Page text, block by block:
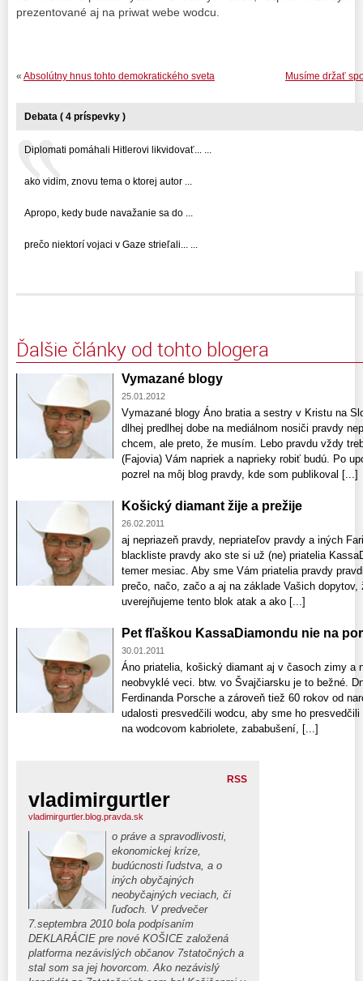
prezentované aj na priwat webe wodcu.
Musíme držať
« Absolútny hnus tohto demokratického sveta
Debata ( 4 príspevky )
Diplomati pomáhali Hitlerovi likvidovať... ...
ako vidim, znovu tema o ktorej autor ...
Apropo, kedy bude navažanie sa do ...
prečo niektorí vojaci v Gaze strieľali... ...
Ďalšie články od tohto blogera
Vymazané blogy
25.01.2012
Vymazané blogy Áno bratia a sestry v Kristu na
dlhej predlhej dobe na mediálnom nosiči pravdy
chcem, ale preto, že musím. Lebo pravdu vždy
(Fajovia) Vám napriek a naprieky robiť budú. Po
pozrel na môj blog pravdy, kde som publikoval [...]
Košický diamant žije a prežije
26.02.2011
aj nepriazeň pravdy, nepriateľov pravdy a iných
blackliste pravdy ako ste si už (ne) priatelia
temer mesiac. Aby sme Vám priatelia pravdy
prečo, načo, začo a aj na základe Vašich
uverejňujeme tento blok atak a ako [...]
Pet fľaškou KassaDiamondu nie na
30.01.2011
Áno priatelia, košický diamant aj v časoch zimy a
neobvyklé veci. btw. vo Švajčiarsku je to bežné.
Ferdinanda Porsche a zároveň tiež 60 rokov od
udalosti presvedčili wodcu, aby sme ho
na wodcovom kabriolete, zababušení, [...]
RSS
vladimirgurtler
vladimirgurtler.blog.pravda.sk
o práve a spravodlivosti,
ekonomickej kríze,
budúcnosti ľudstva, a o
iných obyčajných
neobyčajných veciach, či
ľuďoch. V predvečer
7.septembra 2010 bola podpísaním
DEKLARÁCIE pre nové KOŠICE založená
platforma nezávislých občanov 7statočných a
stal som sa jej hovorcom. Ako nezávislý